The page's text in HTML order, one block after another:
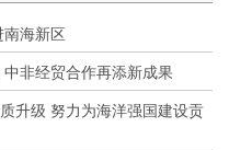
南海新区
非经贸合作再添新成果
升级 努力为海洋强国建设贡